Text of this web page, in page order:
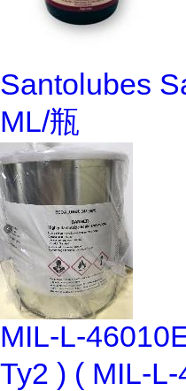
Santolubes
ML/瓶
MIL-L-
Ty2 ) ( MIL-